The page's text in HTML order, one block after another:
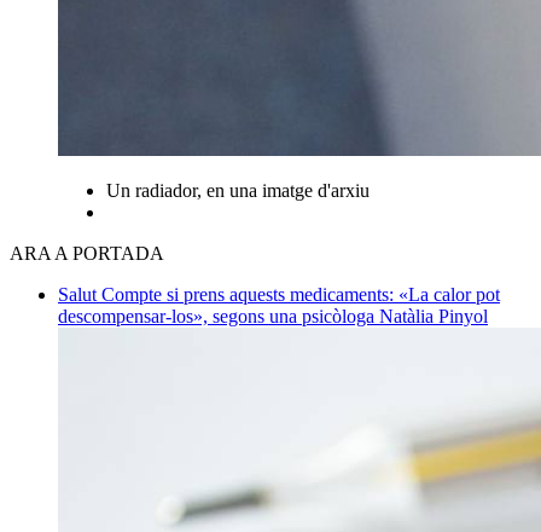
Un radiador, en una imatge d'arxiu
ARA A PORTADA
Salut Compte si prens aquests medicaments: «La calor pot
descompensar-los», segons una psicòloga Natàlia Pinyol